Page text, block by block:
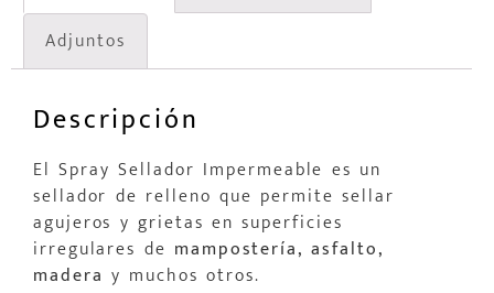
Adjuntos
Descripción
El Spray Sellador Impermeable es un
sellador de relleno que permite sellar
agujeros y grietas en superficies
irregulares de mampostería, asfalto,
madera y muchos otros.